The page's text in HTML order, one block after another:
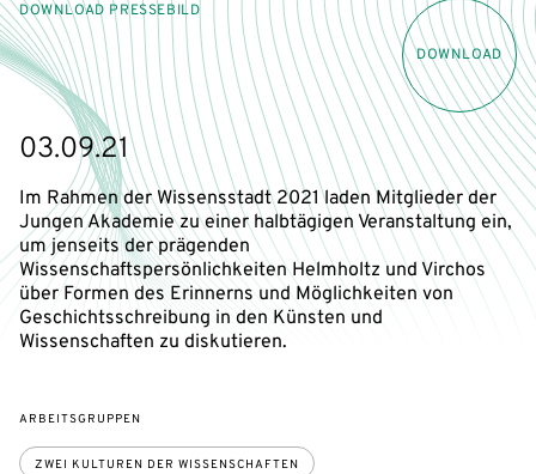
DOWNLOAD
DOWNLOAD PRESSEBILD
03.09.21
Im Rahmen der Wissensstadt 2021 laden Mitglieder der
Jungen Akademie zu einer halbtägigen Veranstaltung ein,
um jenseits der prägenden
Wissenschaftspersönlichkeiten Helmholtz und Virchos
über Formen des Erinnerns und Möglichkeiten von
Geschichtsschreibung in den Künsten und
Wissenschaften zu diskutieren.
ARBEITSGRUPPEN
ZWEI KULTUREN DER WISSENSCHAFTEN